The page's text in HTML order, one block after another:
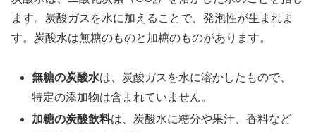
ます。炭酸ガスを水に加えることで、発泡性が生まれま
す。炭酸水は無糖のものと加糖のものがあります。
無糖の炭酸水は、炭酸ガスを水に溶かしたもので、
特定の添加物は含まれていません。
加糖の炭酸飲料は、炭酸水に糖分や果汁、香料など